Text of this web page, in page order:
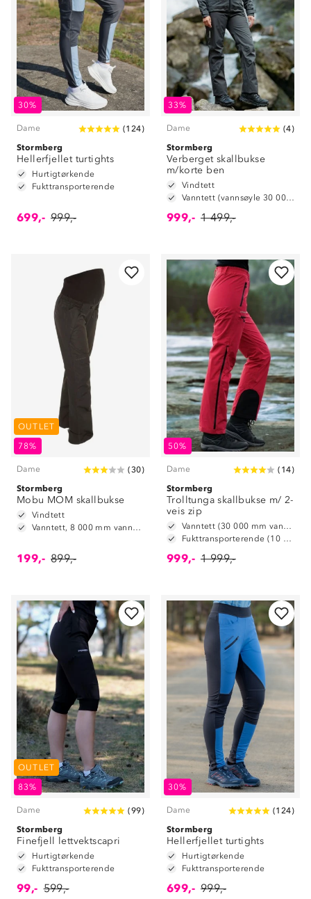
30%
Dame (124)
Stormberg
Hellerfjellet turtights
Hurtigtørkende
Fukttransporterende
699,- 999,-
33%
Dame (4)
Stormberg
Verberget skallbukse
m/korte ben
Vindtett
Vanntett (vannsøyle 30 000 mm)
999,- 1 499,-
OUTLET
78%
Dame (30)
Stormberg
Mobu MOM skallbukse
Vindtett
Vanntett, 8 000 mm vannsøyle
199,- 899,-
50%
Dame ( 14)
Stormberg
Trolltunga skallbukse m/ 2-
veis zip
Vanntett (30 000 mm vannsøyle)
Fukttransporterende (10 000 g/m2/24t)
999,- 1 999,-
OUTLET
83%
Dame (99)
Stormberg
Finefjell lettvektscapri
Hurtigtørkende
Fukttransporterende
99,- 599,-
30%
Dame (124)
Stormberg
Hellerfjellet turtights
Hurtigtørkende
Fukttransporterende
699,- 999,-